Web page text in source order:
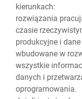
kierunkach:
rozwiązania
czasie
produkcyjne i
wbudowane w
wszystkie
danych i
oprogramowania.